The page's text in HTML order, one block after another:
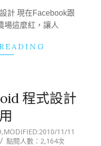
計 現在Facebook跟
場這麼紅，讓人
程式設計
,MODIFIED:2010/11/11
點閱人數：2,164次